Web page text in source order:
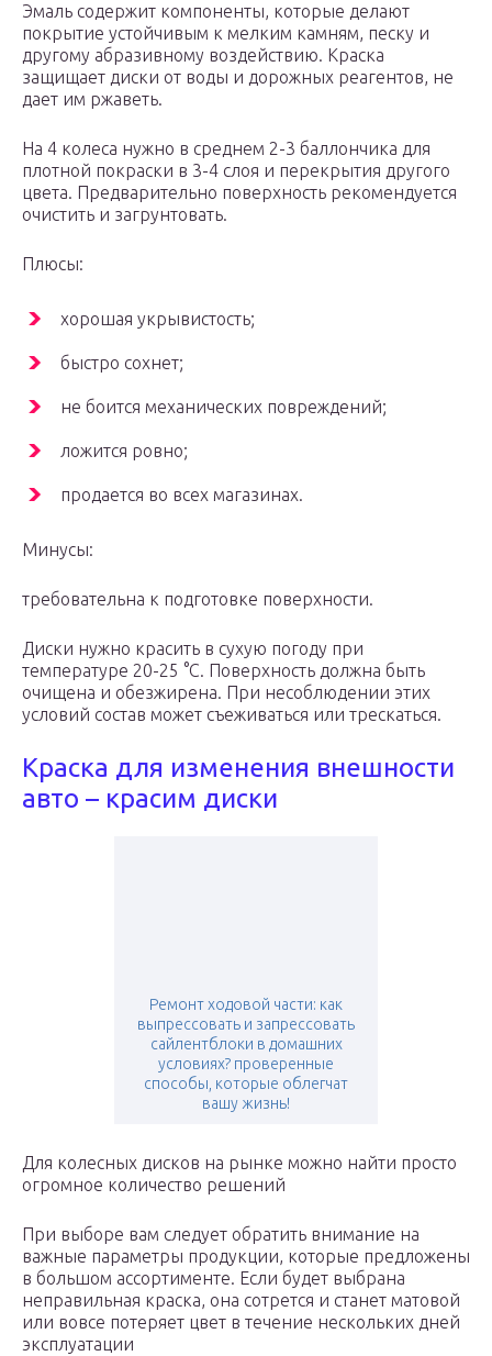
Эмаль содержит компоненты, которые делают
покрытие устойчивым к мелким камням, песку и
другому абразивному воздействию. Краска
защищает диски от воды и дорожных реагентов, не
дает им ржаветь.
На 4 колеса нужно в среднем 2-3 баллончика для
плотной покраски в 3-4 слоя и перекрытия другого
цвета. Предварительно поверхность рекомендуется
очистить и загрунтовать.
Плюсы:
хорошая укрывистость;
быстро сохнет;
не боится механических повреждений;
ложится ровно;
продается во всех магазинах.
Минусы:
требовательна к подготовке поверхности.
Диски нужно красить в сухую погоду при
температуре 20-25 °С. Поверхность должна быть
очищена и обезжирена. При несоблюдении этих
условий состав может съеживаться или трескаться.
Краска для изменения внешности
авто – красим диски
Ремонт ходовой части: как
выпрессовать и запрессовать
сайлентблоки в домашних
условиях? проверенные
способы, которые облегчат
вашу жизнь!
Для колесных дисков на рынке можно найти просто
огромное количество решений
При выборе вам следует обратить внимание на
важные параметры продукции, которые предложены
в большом ассортименте. Если будет выбрана
неправильная краска, она сотрется и станет матовой
или вовсе потеряет цвет в течение нескольких дней
эксплуатации